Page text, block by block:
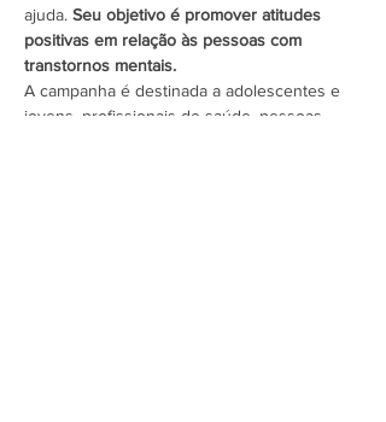
ajuda. Seu objetivo é promover atitudes
positivas em relação às pessoas com
transtornos mentais.
A campanha é destinada a adolescentes e
jovens, profissionais de saúde, pessoas